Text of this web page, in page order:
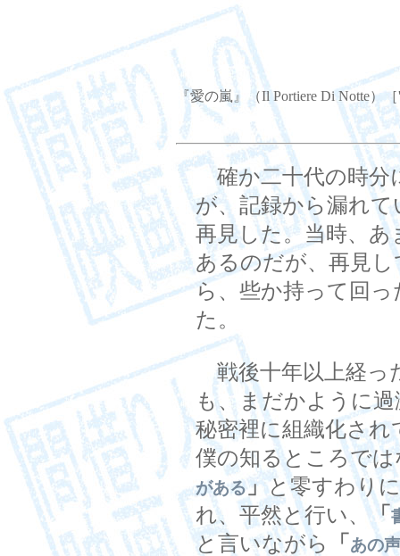
『愛の嵐』（Il Portiere Di Notte）
確か二十代の時分
が、記録から漏れ
再見した。当時、
あるのだが、再見
ら、些か持って回
た。
戦後十年以上経っ
も、まだかように
秘密裡に組織化さ
僕の知るところで
がある」と零すわり
れ、平然と行い、「
と言いながら 「 あの